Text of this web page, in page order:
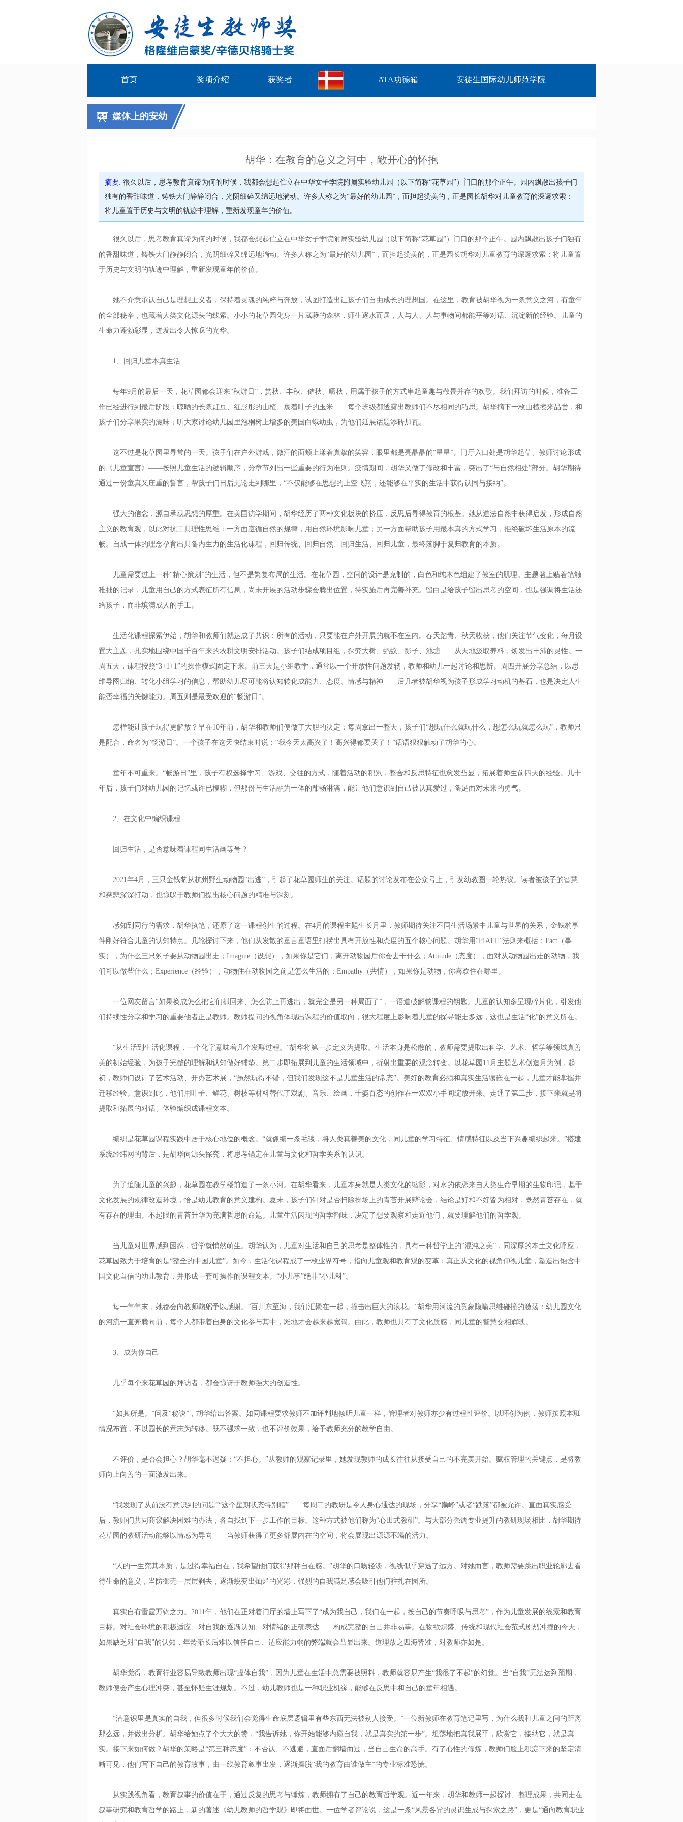
首页 奖项介绍 获奖者 ATA功德箱 安徒生国际幼儿师范学院
媒体上的安幼
胡华：在教育的意义之河中，敞开心的怀抱
摘要: 很久以后，思考教育真谛为何的时候，我都会想起伫立在中华女子学院附属实验幼儿园（以下简称“花草园”）门口的那个正午。园内飘散出孩子们
独有的香甜味道，铸铁大门静静闭合，光阴细碎又绵远地淌动。许多人称之为“最好的幼儿园”，而担起赞美的，正是园长胡华对儿童教育的深邃求索：
将儿童置于历史与文明的轨迹中理解，重新发现童年的价值。
很久以后，思考教育真谛为何的时候，我都会想起伫立在中华女子学院附属实验幼儿园（以下简称“花草园”）门口的那个正午。园内飘散出孩子们独有
的香甜味道，铸铁大门静静闭合，光阴细碎又绵远地淌动。许多人称之为“最好的幼儿园”，而担起赞美的，正是园长胡华对儿童教育的深邃求索：将儿童置
于历史与文明的轨迹中理解，重新发现童年的价值。
她不介意承认自己是理想主义者，保持着灵魂的纯粹与奔放，试图打造出让孩子们自由成长的理想国。在这里，教育被胡华视为一条意义之河，有童年
的全部秘辛，也藏着人类文化源头的线索。小小的花草园化身一片葳蕤的森林，师生逐水而居，人与人、人与事物间都能平等对话、沉淀新的经验。儿童的
生命力蓬勃彰显，迸发出令人惊叹的光华。
1、回归儿童本真生活
每年9月的最后一天，花草园都会迎来“秋游日”，赏秋、丰秋、储秋、晒秋，用属于孩子的方式串起童趣与敬畏并存的欢歌。我们拜访的时候，准备工
作已经进行到最后阶段：晾晒的长条豇豆、红彤彤的山楂、裹着叶子的玉米……每个班级都透露出教师们不尽相同的巧思。胡华摘下一枚山楂擦来品尝，和
孩子们分享果实的滋味；听大家讨论幼儿园里泡桐树上增多的美国白蛾幼虫，为他们延展话题添砖加瓦。
这不过是花草园里寻常的一天。孩子们在户外游戏，微汗的面颊上漾着真挚的笑容，眼里都是亮晶晶的“星星”。门厅入口处是胡华起草、教师讨论形成
的《儿童宣言》——按照儿童生活的逻辑顺序，分章节列出一些重要的行为准则。疫情期间，胡华又做了修改和丰富，突出了“与自然相处”部分。胡华期待
通过一份童真又庄重的誓言，帮孩子们日后无论走到哪里，“不仅能够在思想的上空飞翔，还能够在平实的生活中获得认同与接纳”。
强大的信念，源自承载思想的厚重。在美国访学期间，胡华经历了两种文化板块的挤压，反思后寻得教育的根基。她从道法自然中获得启发，形成自然
主义的教育观，以此对抗工具理性思维：一方面遵循自然的规律，用自然环境影响儿童；另一方面帮助孩子用最本真的方式学习，拒绝破坏生活原本的流
畅。自成一体的理念孕育出具备内生力的生活化课程，回归传统、回归自然、回归生活、回归儿童，最终落脚于复归教育的本质。
儿童需要过上一种“精心策划”的生活，但不是繁复布局的生活。在花草园，空间的设计是克制的，白色和纯木色组建了教室的肌理。主题墙上贴着笔触
稚拙的记录，儿童用自己的方式表征所有信息，尚未开展的活动步骤会腾出位置，待实施后再完善补充。留白是给孩子留出思考的空间，也是强调将生活还
给孩子，而非填满成人的手工。
生活化课程探索伊始，胡华和教师们就达成了共识：所有的活动，只要能在户外开展的就不在室内。春天踏青、秋天收获，他们关注节气变化，每月设
置大主题，扎实地围绕中国千百年来的农耕文明安排活动。孩子们结成项目组，探究大树、蚂蚁、影子、池塘……从天地汲取养料，焕发出丰沛的灵性。一
周五天，课程按照“3+1+1”的操作模式固定下来。前三天是小组教学，通常以一个开放性问题发轫，教师和幼儿一起讨论和思辨。周四开展分享总结，以思
维导图归纳、转化小组学习的信息，帮助幼儿尽可能将认知转化成能力、态度、情感与精神——后几者被胡华视为孩子形成学习动机的基石，也是决定人生
能否幸福的关键能力。周五则是最受欢迎的“畅游日”。
怎样能让孩子玩得更解放？早在10年前，胡华和教师们便做了大胆的决定：每周拿出一整天，孩子们“想玩什么就玩什么，想怎么玩就怎么玩”，教师只
是配合，命名为“畅游日”。一个孩子在这天快结束时说：“我今天太高兴了！高兴得都要哭了！”话语狠狠触动了胡华的心。
童年不可重来。“畅游日”里，孩子有权选择学习、游戏、交往的方式，随着活动的积累，整合和反思特征也愈发凸显，拓展着师生前四天的经验。几十
年后，孩子们对幼儿园的记忆或许已模糊，但那份与生活融为一体的酣畅淋漓，能让他们意识到自己被认真爱过，备足面对未来的勇气。
2、在文化中编织课程
回归生活，是否意味着课程同生活画等号？
2021年4月，三只金钱豹从杭州野生动物园“出逃”，引起了花草园师生的关注。话题的讨论发布在公众号上，引发幼教圈一轮热议。读者被孩子的智慧
和慈悲深深打动，也惊叹于教师们提出核心问题的精准与深刻。
感知到同行的需求，胡华执笔，还原了这一课程创生的过程。在4月的课程主题生长月里，教师期待关注不同生活场景中儿童与世界的关系，金钱豹事
件刚好符合儿童的认知特点。几轮探讨下来，他们从发散的童言童语里打捞出具有开放性和态度的五个核心问题。胡华用“FIAEE”法则来概括：Fact（事
实），为什么三只豹子要从动物园出走；Imagine（设想），如果你是它们，离开动物园后你会去干什么；Attitude（态度），面对从动物园出走的动物，我
们可以做些什么；Experience（经验），动物住在动物园之前是怎么生活的；Empathy（共情），如果你是动物，你喜欢住在哪里。
一位网友留言“如果换成怎么把它们抓回来、怎么防止再逃出，就完全是另一种局面了”，一语道破解锁课程的钥匙。儿童的认知多呈现碎片化，引发他
们持续性分享和学习的重要他者正是教师。教师提问的视角体现出课程的价值取向，很大程度上影响着儿童的探寻能走多远，这也是生活“化”的意义所在。
“从生活到生活化课程，一个化字意味着几个发酵过程。”胡华将第一步定义为提取。生活本身是松散的，教师需要提取出科学、艺术、哲学等领域真善
美的初始经验，为孩子完整的理解和认知做好铺垫。第二步即拓展到儿童的生活领域中，折射出重要的观念转变。以花草园11月主题艺术创造月为例，起
初，教师们设计了艺术活动、开办艺术展，“虽然玩得不错，但我们发现这不是儿童生活的常态”。美好的教育必须和真实生活镶嵌在一起，儿童才能掌握并
迁移经验。意识到此，他们用叶子、鲜花、树枝等材料替代了戏剧、音乐、绘画，千姿百态的创作在一双双小手间绽放开来。走通了第二步，接下来就是将
提取和拓展的对话、体验编织成课程文本。
编织是花草园课程实践中居于核心地位的概念。“就像编一条毛毯，将人类真善美的文化，同儿童的学习特征、情感特征以及当下兴趣编织起来。”搭建
系统经纬网的背后，是胡华向源头探究，将思考锚定在儿童与文化和哲学关系的认识。
为了追随儿童的兴趣，花草园在教学楼前造了一条小河。在胡华看来，儿童本身就是人类文化的缩影，对水的依恋来自人类生命早期的生物印记，基于
文化发展的规律改造环境，恰是幼儿教育的意义建构。夏末，孩子们针对是否扫除操场上的青苔开展辩论会，结论是好和不好皆为相对，既然青苔存在，就
有存在的理由。不起眼的青苔升华为充满哲思的命题。儿童生活闪现的哲学韵味，决定了想要观察和走近他们，就要理解他们的哲学观。
当儿童对世界感到困惑，哲学就悄然萌生。胡华认为，儿童对生活和自己的思考是整体性的，具有一种哲学上的“混沌之美”，同深厚的本土文化呼应，
花草园致力于培育的是“整全的中国儿童”。如今，生活化课程成了一枚业界符号，指向儿童观和教育观的变革：真正从文化的视角仰视儿童，塑造出饱含中
国文化自信的幼儿教育，并形成一套可操作的课程文本。“小儿事”绝非“小儿科”。
每一年年末，她都会向教师鞠躬予以感谢。“百川东至海，我们汇聚在一起，撞击出巨大的浪花。”胡华用河流的意象隐喻思维碰撞的激荡：幼儿园文化
的河流一直奔腾向前，每个人都带着自身的文化参与其中，滩地才会越来越宽阔。由此，教师也具有了文化质感，同儿童的智慧交相辉映。
3、成为你自己
几乎每个来花草园的拜访者，都会惊讶于教师强大的创造性。
“如其所是。”问及“秘诀”，胡华给出答案。如同课程要求教师不加评判地倾听儿童一样，管理者对教师亦少有过程性评价。以环创为例，教师按照本班
情况布置，不以园长的意志为转移。既不强求一致，也不评价效果，给予教师充分的教学自由。
不评价，是否会担心？胡华毫不迟疑：“不担心。”从教师的观察记录里，她发现教师的成长往往从接受自己的不完美开始。赋权管理的关键点，是将教
师向上向善的一面激发出来。
“我发现了从前没有意识到的问题”“这个星期状态特别糟”……每周二的教研是令人身心通达的现场，分享“巅峰”或者“跌落”都被允许。直面真实感受
后，教师们共同商议解决困难的办法，各自找到下一步工作的目标。这种方式被他们称为“心田式教研”。与大部分强调专业提升的教研现场相比，胡华期待
花草园的教研活动能够以情感为导向——当教师获得了更多舒展内在的空间，将会展现出源源不竭的活力。
“人的一生究其本质，是过得幸福自在，我希望他们获得那种自在感。”胡华的口吻轻淡，视线似乎穿透了远方。对她而言，教师需要跳出职业轮廓去看
待生命的意义，当防御壳一层层剥去，逐渐蜕变出灿烂的光彩，强烈的自我满足感会吸引他们驻扎在园所。
真实自有雷霆万钧之力。2011年，他们在正对着门厅的墙上写下了“成为我自己，我们在一起，按自己的节奏呼吸与思考”，作为儿童发展的线索和教育
目标。对社会环境的积极适应、对自我的逐渐认知、对情绪的正确表达……构成完整的自己并非易事。在物欲炽盛、传统和现代社会范式剧烈冲撞的今天，
如果缺乏对“自我”的认知，年龄渐长后难以信任自己、适应能力弱的弊端就会凸显出来。道理放之四海皆准，对教师亦如是。
胡华觉得，教育行业容易导致教师出现“虚体自我”，因为儿童在生活中总需要被照料，教师就容易产生“我很了不起”的幻觉。当“自我”无法达到预期，
教师便会产生心理冲突，甚至怀疑生涯规划。不过，幼儿教师也是一种职业机缘，能够在反思中和自己的童年相遇。
“潜意识里是真实的自我，但很多时候我们会觉得生命底层逻辑里有些东西无法被别人接受。”一位新教师在教育笔记里写，为什么我和儿童之间的距离
那么远，并做出分析。胡华给她点了个大大的赞，“我告诉她，你开始能够内窥自我，就是真实的第一步”。坦荡地把真我展平，欣赏它，接纳它，就是真
实。接下来如何做？胡华的策略是“第三种态度”：不否认、不逃避，直面后翻墙而过，当自己生命的高手。有了心性的修炼，教师们脸上积淀下来的坚定清
晰可见，他们写下自己的教育故事，由一线教育叙事出发，逐渐摆脱“我的教育由谁做主”的专业标准恐慌。
从实践视角看，教育叙事的价值在于，通过反复的思考与锤炼，教师拥有了自己的教育哲学观。近一年来，胡华和教师一起探讨、整理成果，共同走在
叙事研究和教育哲学的路上，新的著述《幼儿教师的哲学观》即将面世。一位学者评论说，这是一条“风景各异的灵识生成与探索之路”，更是“通向教育职业